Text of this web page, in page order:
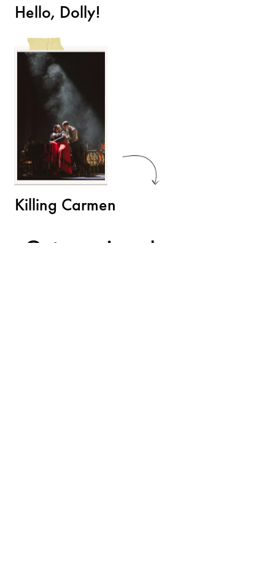
Hello, Dolly!
Killing Carmen
Gut zu wissen!